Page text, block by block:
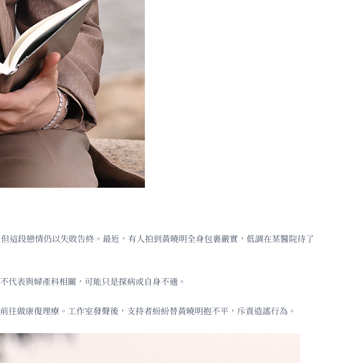
這段戀情仍以失敗告終。最近，有人拍到黃曉明全身包裹嚴實，低調在某醫院待了
代表與婦產科相關，可能只是探病或自身不適。
做康復理療。工作室發聲後，支持者紛紛替黃曉明抱不平，斥責造謠行為。